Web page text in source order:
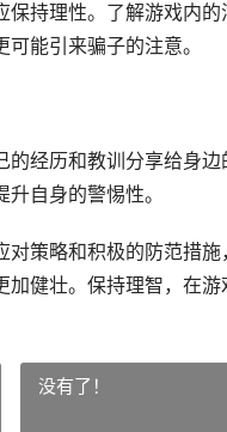
持理性。了解游戏内
能引来骗子的注意。
经历和教训分享给身
自身的警惕性。
策略和积极的防范措
健壮。保持理智，在游
没有了！